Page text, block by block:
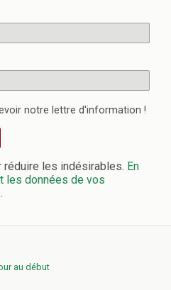
notre lettre d'information !
les indésirables. En
les données de vos
.
au début